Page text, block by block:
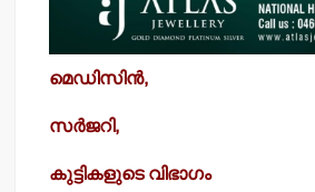
മെഡിസിന്‍,
സര്‍ജറി,
കുട്ടികളുടെ വിഭാഗം